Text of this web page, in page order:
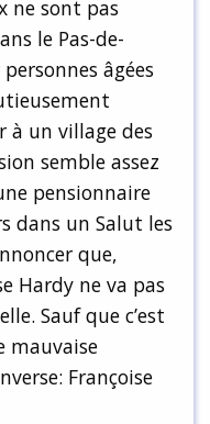
ne sont pas
le Pas-de-
âgées
à un village des
semble assez
pensionnaire
dans un Salut les
que,
Hardy ne va pas
Sauf que c’est
mauvaise
Françoise